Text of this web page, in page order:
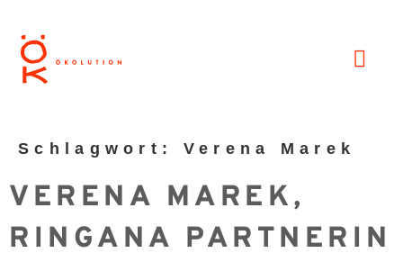
Schlagwort: Verena Marek
VERENA MAREK,
RINGANA PARTNERIN